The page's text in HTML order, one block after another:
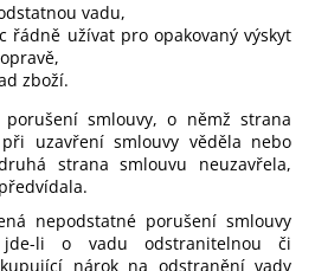
vadu,
řádně užívat pro opakovaný výskyt
zboží.
smlouvy, o němž strana
uzavření smlouvy věděla nebo
strana smlouvu neuzavřela,
nepodstatné porušení smlouvy
li o vadu odstranitelnou či
nárok na odstranění vady